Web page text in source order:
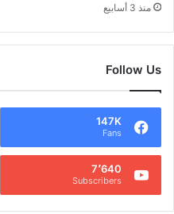
منذ 3 أسابيع
Follow Us
147K
Fans
7٬640
Subscribers